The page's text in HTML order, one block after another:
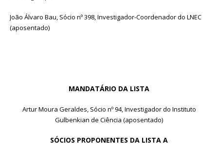
João Álvaro Bau, Sócio nº 398, Investigador-Coordenador do LNEC
(aposentado)
MANDATÁRIO DA LISTA
Artur Moura Geraldes, Sócio nº 94, Investigador do Instituto
Gulbenkian de Ciência (aposentado)
SÓCIOS PROPONENTES DA LISTA A